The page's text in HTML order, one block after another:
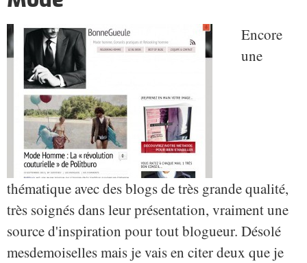
Encore
une
thématique avec des blogs de très grande qualité,
très soignés dans leur présentation, vraiment une
source d'inspiration pour tout blogueur. Désolé
mesdemoiselles mais je vais en citer deux que je